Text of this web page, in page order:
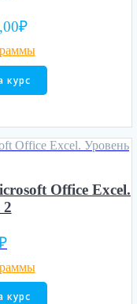
₽Текущая
2625,00₽.
курс
Office Excel.
2
курс